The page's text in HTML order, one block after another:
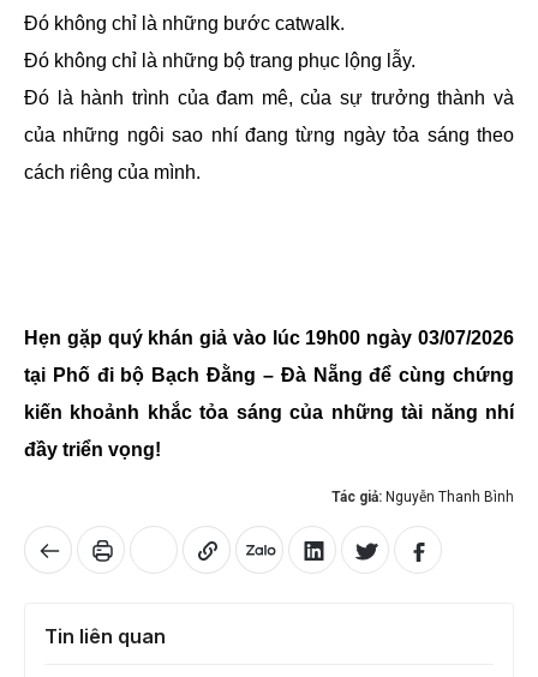
Đó không chỉ là những bước catwalk.
Đó không chỉ là những bộ trang phục lộng lẫy.
Đó là hành trình của đam mê, của sự trưởng thành và
của những ngôi sao nhí đang từng ngày tỏa sáng theo
cách riêng của mình.
Hẹn gặp quý khán giả vào lúc 19h00 ngày 03/07/2026
tại Phố đi bộ Bạch Đằng – Đà Nẵng để cùng chứng
kiến khoảnh khắc tỏa sáng của những tài năng nhí
đầy triển vọng!
Tác giả: Nguyễn Thanh Bình
Tin liên quan